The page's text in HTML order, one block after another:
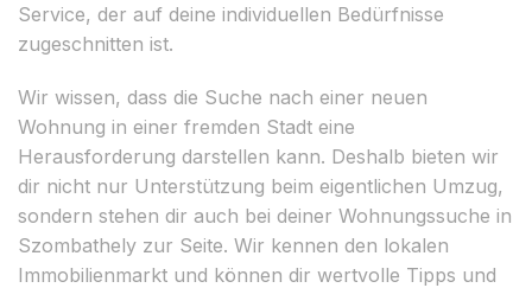
Service, der auf deine individuellen Bedürfnisse
zugeschnitten ist.
Wir wissen, dass die Suche nach einer neuen
Wohnung in einer fremden Stadt eine
Herausforderung darstellen kann. Deshalb bieten wir
dir nicht nur Unterstützung beim eigentlichen Umzug,
sondern stehen dir auch bei deiner Wohnungssuche in
Szombathely zur Seite. Wir kennen den lokalen
Immobilienmarkt und können dir wertvolle Tipps und